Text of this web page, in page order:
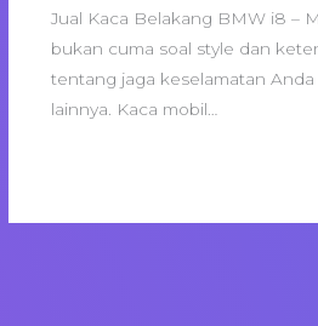
Jual Kaca Belakang BMW i8 –
bukan cuma soal style dan
tentang jaga keselamatan
lainnya. Kaca mobil…